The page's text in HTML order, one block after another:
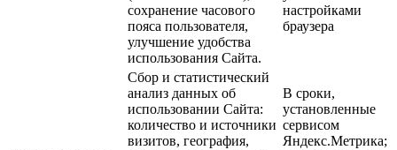
сохранение часового
пояса пользователя,
улучшение удобства
использования Сайта.
настройками
браузера
Сбор и статистический
анализ данных об
использовании Сайта:
количество и источники
визитов, география,
В сроки,
установленные
сервисом
Яндекс.Метрика;